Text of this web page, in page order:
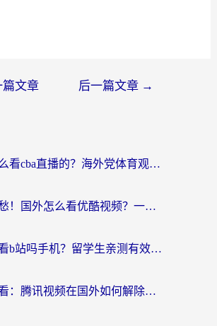
篇文章 后一篇文章 →
在香港怎么看cba直播的？海外党体育观赛终极指南：告别版权限制，畅享中文解说
海外党别愁！国外怎么看优酷视频？一招解决追剧、看直播难题
海外可以看b站吗手机？留学生亲测有效的回国加速指南
海外党必看：腾讯视频在国外如何解除地域限制？附优酷咪咕使用指南